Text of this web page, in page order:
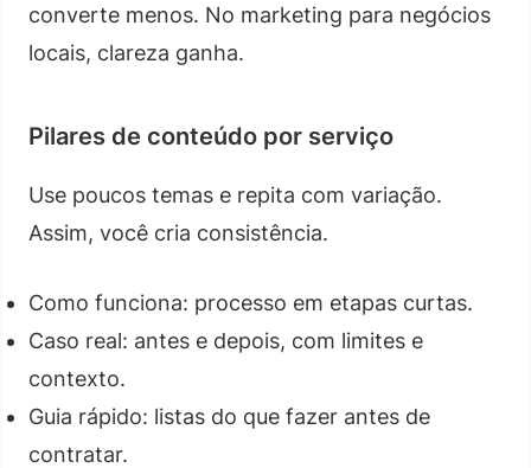
converte menos. No marketing para negócios
locais, clareza ganha.
Pilares de conteúdo por serviço
Use poucos temas e repita com variação.
Assim, você cria consistência.
Como funciona: processo em etapas curtas.
Caso real: antes e depois, com limites e
contexto.
Guia rápido: listas do que fazer antes de
contratar.